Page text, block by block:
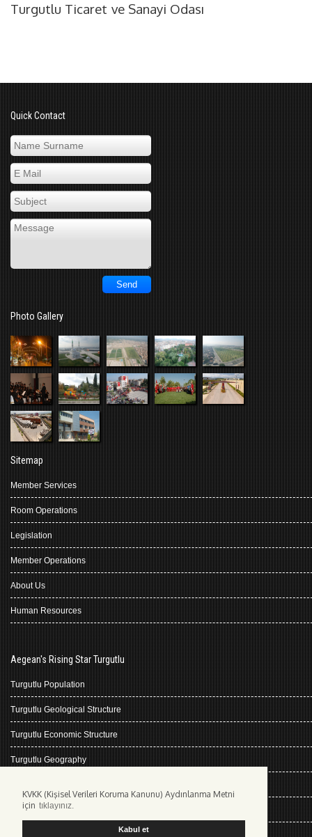
KVKK (Kişisel Verileri Koruma Kanunu) Aydınlanma Metni
için tıklayınız.
Kabul et
Turgutlu Ticaret ve Sanayi Odası
Quick Contact
Photo Gallery
Sitemap
Member Services
Room Operations
Legislation
Member Operations
About Us
Human Resources
Aegean's Rising Star Turgutlu
Turgutlu Population
Turgutlu Geological Structure
Turgutlu Economic Structure
Turgutlu Geography
Climate Turgutlu